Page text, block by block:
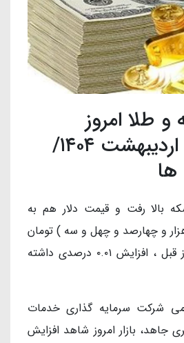
و طلا امروز
چهارشنبه ۲۴ اردیبهشت ۱۴۰۴/
بالا رفت و قیمت دلار هم به
یک هزار و چهارصد و چهل و سه ) تومان
رسید که نسبت به روز قبل ، افزایش ۰.۰۱ درصدی داشته
شرکت سرمایه گذاری خدمات
جاهد، بازار امروز شاهد افزایش